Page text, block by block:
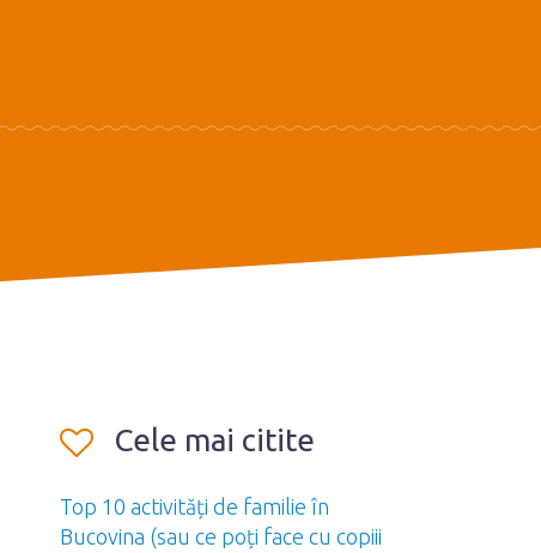
Cele mai citite
Top 10 activități de familie în
Bucovina (sau ce poți face cu copiii